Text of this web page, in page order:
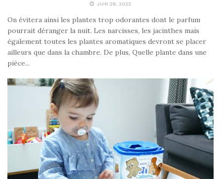
JUIN 29, 2022
On évitera ainsi les plantes trop odorantes dont le parfum
pourrait déranger la nuit. Les narcisses, les jacinthes mais
également toutes les plantes aromatiques devront se placer
ailleurs que dans la chambre. De plus, Quelle plante dans une
pièce...